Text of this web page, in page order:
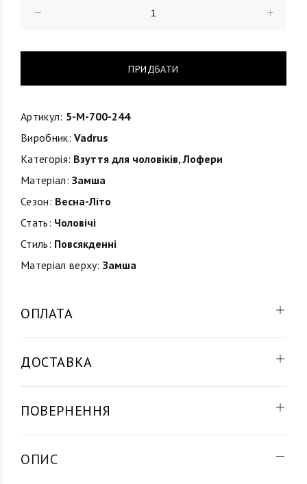
ПРИДБАТИ
Артикул: 5-M-700-244
Виробник: Vadrus
Категорія: Взуття для чоловіків,Лофери
Матеріал: Замша
Сезон: Весна-Літо
Стать: Чоловічі
Стиль: Повсякденні
Матеріал верху: Замша
ОПЛАТА
ДОСТАВКА
ПОВЕРНЕННЯ
ОПИС